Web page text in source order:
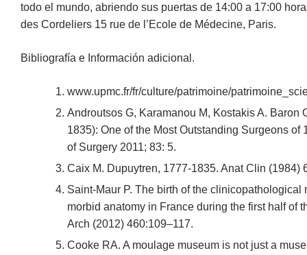
todo el mundo, abriendo sus puertas de 14:00 a 17:00
des Cordeliers 15 rue de l’Ecole de Médecine, Paris.
Bibliografía e Información adicional.
www.upmc.fr/fr/culture/patrimoine/
Androutsos G, Karamanou M, Kostakis A. Baron
1835): One of the Most Outstanding Surgeons of
of Surgery 2011; 83: 5.
Caix M. Dupuytren, 1777-1835. Anat Clin (1984)
Saint-Maur P. The birth of the clinicopathological
morbid anatomy in France during the first half of
Arch (2012) 460:109–117.
Cooke RA. A moulage museum is not just a